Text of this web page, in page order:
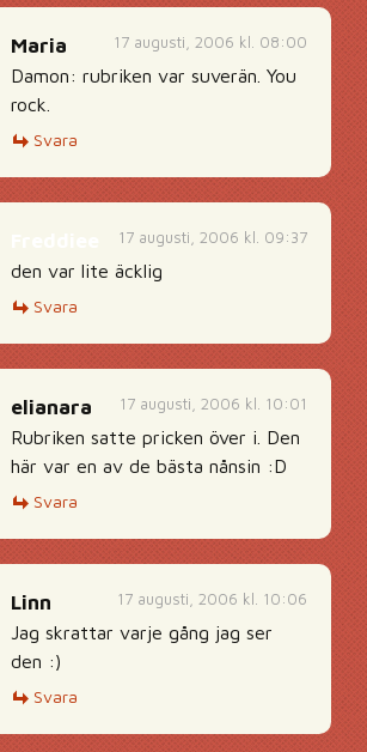
17 augusti, 2006 kl. 08:00
Maria
Damon: rubriken var suverän. You
rock.
Svara
17 augusti, 2006 kl. 09:37
den var lite äcklig
Svara
17 augusti, 2006 kl. 10:01
elianara
Rubriken satte pricken över i. Den
här var en av de bästa nånsin :D
Svara
17 augusti, 2006 kl. 10:06
Linn
Jag skrattar varje gång jag ser
den :)
Svara